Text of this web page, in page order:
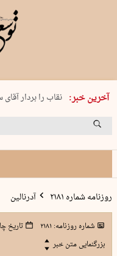
آخرین خبر:
پنجشنبه 15 مرداد 1405 شماره 2243
نقاب را بردار آقای
کدام فوتبال؟
روزنامه شماره ۲۱۸۱ آدرنالین
شماره روزنامه: ۲۱۸۱ تاریخ
بزرگنمایی متن خبر